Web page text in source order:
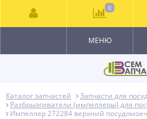
МЕНЮ
Каталог запчастей
Запчасти для
Разбрызгиватели (импеллеры) для
Импеллер 272284 верхний
0